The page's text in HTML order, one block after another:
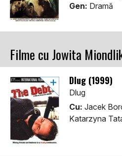
Gen: Dramă
Filme cu Jowita
Dlug (1999)
Dlug
Cu: Jacek
Katarzyna